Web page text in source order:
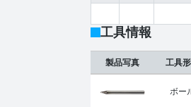
工具情報
製品写真 工具
ボー